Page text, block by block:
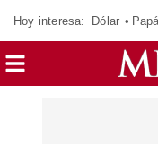
Hoy interesa: Dólar